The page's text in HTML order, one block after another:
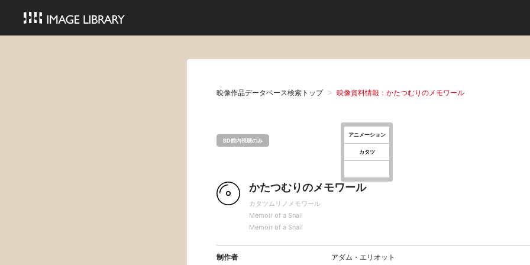
映像作品データベース検索トップ 映像資料情報：かたつむりのメモワール
BD館内視聴のみ
アニメーション
カタツ
かたつむりのメモワール
カタツムリノメモワール
Memoir of a Snail
Memoir of a Snail
制作者 アダム・エリオット